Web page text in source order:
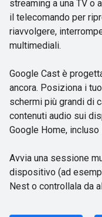
streaming a una TV o
il telecomando per
riavvolgere,
multimediali.
Google Cast è
ancora. Posiziona i
schermi più grandi di
contenuti audio sui
Google Home, incluso
Avvia una sessione
dispositivo (ad
Nest o controllala da